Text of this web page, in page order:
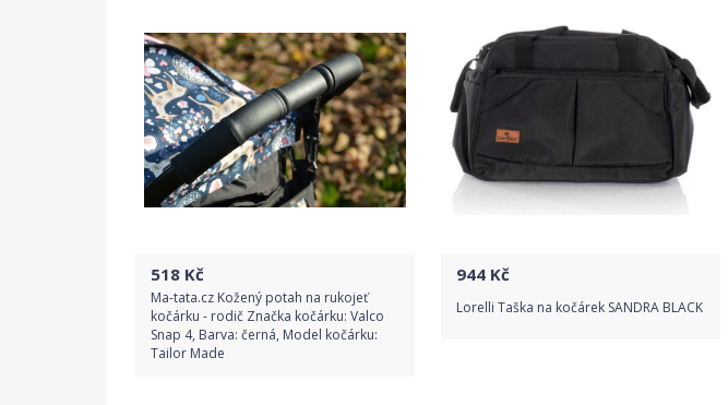
Detail produktu
518 Kč
Ma-tata.cz Kožený potah na rukojeť
kočárku - rodič Značka kočárku: Valco
Snap 4, Barva: černá, Model kočárku:
Tailor Made
944 Kč
Lorelli Taška na kočárek SANDRA BLACK